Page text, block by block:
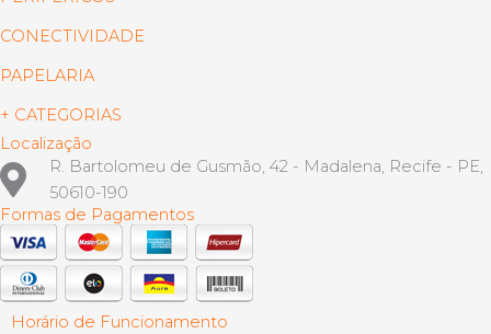
CONECTIVIDADE
PAPELARIA
+ CATEGORIAS
Localização
R. Bartolomeu de Gusmão, 42 - Madalena, Recife - PE,
50610-190
Formas de Pagamentos
Horário de Funcionamento